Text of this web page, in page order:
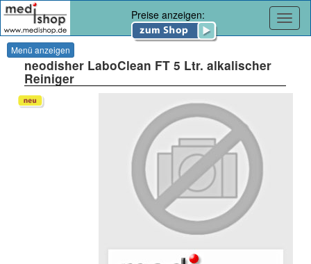
Preise anzeigen:
Menü anzeigen
neodisher LaboClean FT 5 Ltr. alkalischer
Reiniger